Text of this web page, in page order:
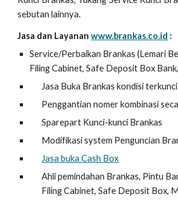
sebutan lainnya.
Jasa dan Layananwww.brankas.co.id :
Service/Perbaikan Brankas (Lemari
Filing Cabinet, Safe Deposit Box
Jasa Buka Brankas kondisi terkunci
Penggantian nomer kombinasi
Sparepart Kunci-kunci Brankas
Modifikasi system Penguncian
Jasa buka Cash Box
Ahli pemindahan Brankas, Pintu
Filing Cabinet, Safe Deposit Box,